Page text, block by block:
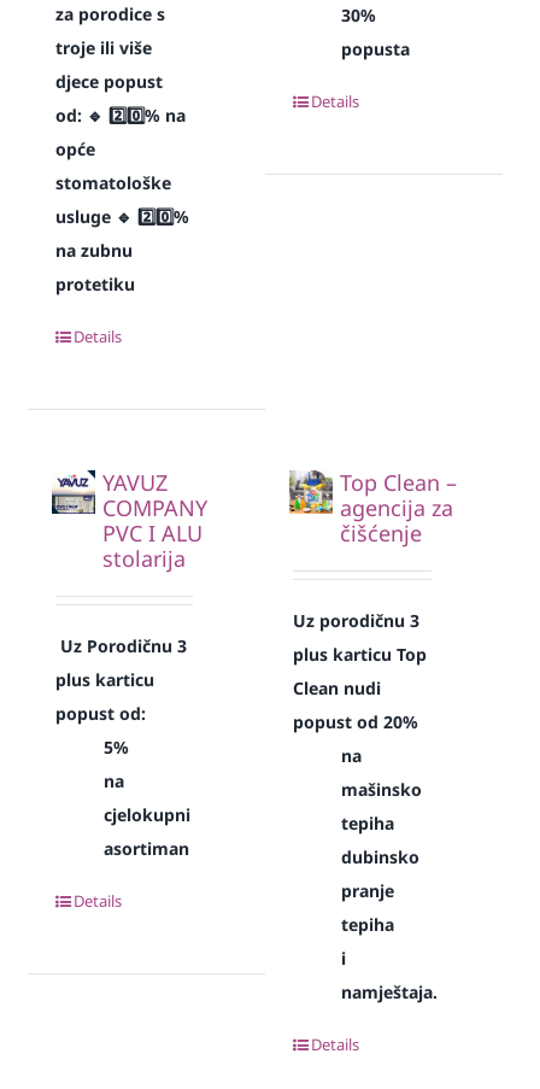
za porodice s
troje ili više
djece popust
od: 🔹 2️⃣0️⃣% na
opće
stomatološke
usluge 🔹 2️⃣0️⃣%
na zubnu
protetiku
Details
30%
popusta
Details
YAVUZ
COMPANY
PVC I ALU
stolarija
Uz Porodičnu 3
plus karticu
popust od:
5%
na
cjelokupni
asortiman
Details
Top Clean –
agencija za
čišćenje
Uz porodičnu 3
plus karticu Top
Clean nudi
popust od 20%
na
mašinsko
tepiha
dubinsko
pranje
tepiha
i
namještaja.
Details